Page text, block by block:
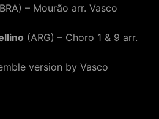
– Mourão arr. Vasco
(ARG) – Choro 1 & 9 arr.
version by Vasco